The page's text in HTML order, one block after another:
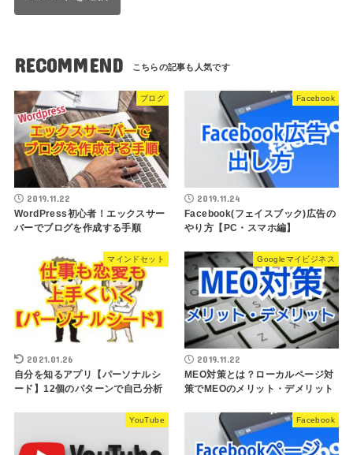
RECOMMEND
ブログ
2019.11.22
WordPress初心者！エックスサー
バーでブログを作成する手順
Facebook
2019.11.24
Facebook(フェイスブック)広告の
やり方【PC・スマホ編】
マインドセット
2021.01.26
自分を知るアプリ【パーソナルシ
ード】12個のパターンで自己分析
Googleマイビジネス
2019.11.22
MEO対策とは？ローカルページ対
策でMEOのメリット・デメリット
YouTube Facebook